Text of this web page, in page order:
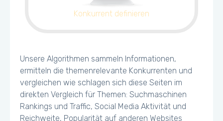
Konkurrent definieren
Unsere Algorithmen sammeln Informationen,
ermitteln die themenrelevante Konkurrenten und
vergleichen wie schlagen sich diese Seiten im
direkten Vergleich für Themen: Suchmaschinen
Rankings und Traffic, Social Media Aktivität und
Reichweite, Popularität auf anderen Websites